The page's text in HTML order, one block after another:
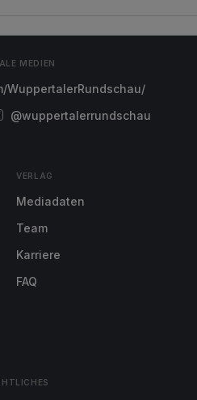
MEDIEN
WuppertalerRundschau/
@wuppertalerrundschau
VERLAG
Mediadaten
Team
Karriere
FAQ